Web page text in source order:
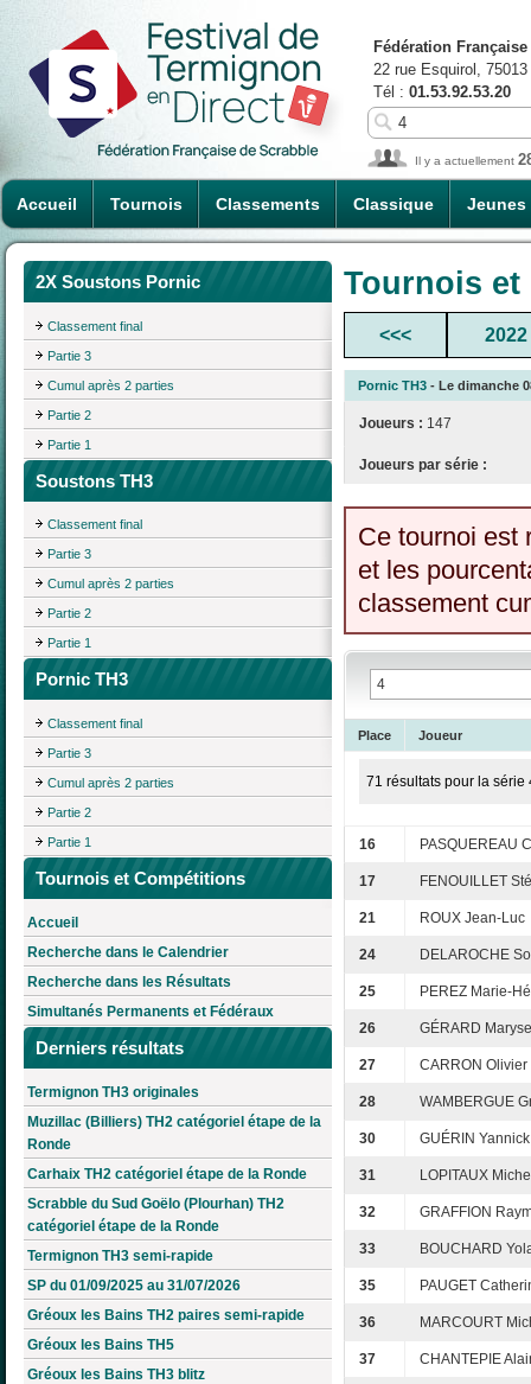
Accueil Tournois Classements Classique Jeunes
Fédération
22 rue Esquirol,
Tél : 01.53.92.53.20
Il y a actuellement
2X Soustons Pornic
Classement final
Partie 3
Cumul après 2 parties
Partie 2
Partie 1
Soustons TH3
Classement final
Partie 3
Cumul après 2 parties
Partie 2
Partie 1
Pornic TH3
Classement final
Partie 3
Cumul après 2 parties
Partie 2
Partie 1
Tournois et Compétitions
Accueil
Recherche dans le Calendrier
Recherche dans les Résultats
Simultanés Permanents et Fédéraux
Derniers résultats
Termignon TH3 originales
Muzillac (Billiers) TH2 catégoriel étape de la
Ronde
Carhaix TH2 catégoriel étape de la Ronde
Scrabble du Sud Goëlo (Plourhan) TH2
catégoriel étape de la Ronde
Termignon TH3 semi-rapide
SP du 01/09/2025 au 31/07/2026
Gréoux les Bains TH2 paires semi-rapide
Gréoux les Bains TH5
Gréoux les Bains TH3 blitz
Tournois
<<< 2022
Pornic TH3 - Le dimanche
Joueurs : 147
Joueurs par série :
Ce tournoi est
et les
classement
Place Joueur
71 résultats pour la série
16 PASQUEREAU
17 FENOUILLET
21 ROUX Jean-Luc
24 DELAROCHE
25 PEREZ Marie-
26 GÉRARD Maryse
27 CARRON Olivier
28 WAMBERGUE
30 GUÉRIN Yannick
31 LOPITAUX
32 GRAFFION
33 BOUCHARD
35 PAUGET
36 MARCOURT
37 CHANTEPIE